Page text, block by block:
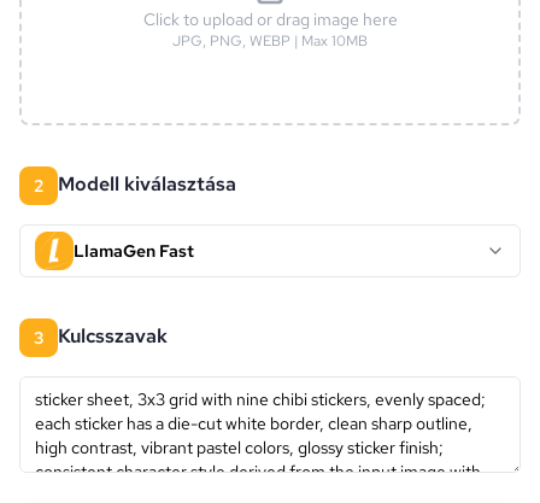
Click to upload or drag image here
JPG, PNG, WEBP | Max 10MB
2 Modell kiválasztása
LlamaGen Fast
3 kulcsszavak